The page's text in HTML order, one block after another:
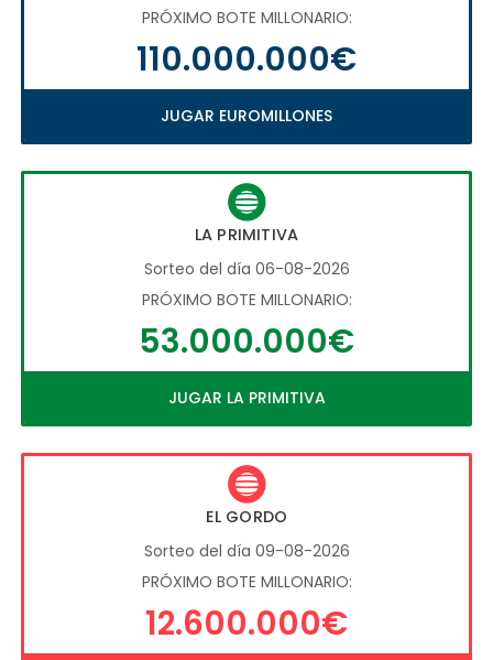
PRÓXIMO BOTE MILLONARIO:
110.000.000€
JUGAR EUROMILLONES
LA PRIMITIVA
Sorteo del día 06-08-2026
PRÓXIMO BOTE MILLONARIO:
53.000.000€
JUGAR LA PRIMITIVA
EL GORDO
Sorteo del día 09-08-2026
PRÓXIMO BOTE MILLONARIO:
12.600.000€